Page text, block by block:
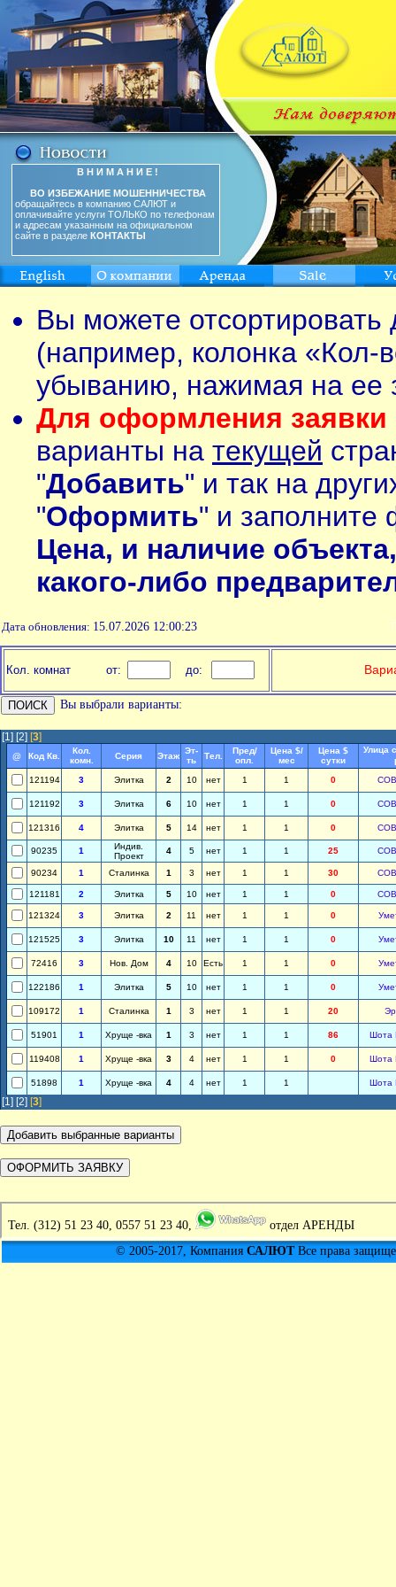
В Н И М А Н И Е !
ВО ИЗБЕЖАНИЕ МОШЕННИЧЕСТВА
обращайтесь в компанию САЛЮТ и
оплачивайте услуги ТОЛЬКО по телефонам
и адресам указанным на официальном
сайте в разделе КОНТАКТЫ
Вы можете
(например, колонка «Кол-
убыванию, нажимая на ее
Для оформления заявки
варианты на текущей
"Добавить" и так на
"Оформить" и заполните
Цена, и наличие
какого-либо
Дата обновления: 15.07.2026 12:00:23
Кол. комнат от: до:
Вы выбрали варианты:
[1] [2] [3]
@ Код Кв.
Кол.
комн.
Серия Этаж
Эт-
ть
Тел.
Пред/
опл.
Цена $/
мес
Цена $
сутки
Улица
121194
3 Элитка 2 10 нет 1 1 0
121192 3 Элитка 6 10 нет 1 1 0
121316 4 Элитка 5 14 нет 1 1 0
90235 1
Индив.
Проект
4 5 нет 1 1 25
90234 1 Сталинка 1 3 нет 1 1 30
121181 2 Элитка 5 10 нет 1 1 0
121324 3 Элитка 2 11 нет 1 1 0
121525 3 Элитка 10 11 нет 1 1 0
72416 3 Нов. Дом 4 10 Есть 1 1 0
122186 1 Элитка 5 10 нет 1 1 0
109172 1 Сталинка 1 3 нет 1 1 20
51901 1 Хруще -вка 1 3 нет 1 1 86 Шота
119408 1 Хруще -вка 3 4 нет 1 1 0 Шота
51898 1 Хруще -вка 4 4 нет 1 1 Шота
[1] [2] [3]
Тел. (312) 51 23 40, 0557 51 23 40,
отдел АРЕНДЫ
© 2005-2017, Компания САЛЮТВсе права